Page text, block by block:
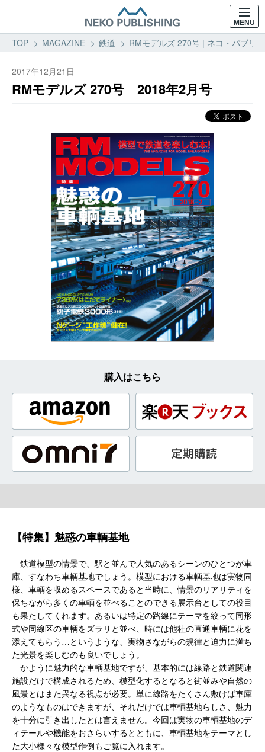
MENU
TOP MAGAZINE 鉄道 RMモデルズ 270号 | ネコ・パブリ
2017年12月21日
RMモデルズ 270号 2018年2月号
購入はこちら
【特集】魅惑の車輌基地
鉄道模型の情景で、駅と並んで人気のあるシーンのひとつが車
庫、すなわち車輌基地でしょう。模型における車輌基地は実物同
様、車輌を収めるスペースであると当時に、情景のリアリティを
保ちながら多くの車輌を並べることのできる展示台としての役目
も果たしてくれます。あるいは特定の路線にテーマを絞って同形
式や同線区の車輌をズラリと並べ、時には他社の直通車輌に花を
添えてもらう…というような、実物さながらの規律と迫力に満ち
た光景を楽しむのも良いでしょう。
かように魅力的な車輌基地ですが、基本的には線路と鉄道関連
施設だけで構成されるため、模型化するとなると街並みや自然の
風景とはまた異なる視点が必要。単に線路をたくさん敷けば車庫
のようなものはできますが、それだけでは車輌基地らしさ、魅力
を十分に引き出したとは言えません。今回は実物の車輌基地のデ
ィテールや機能をおさらいするとともに、車輌基地をテーマとし
た大小様々な模型作例もご覧に入れます。